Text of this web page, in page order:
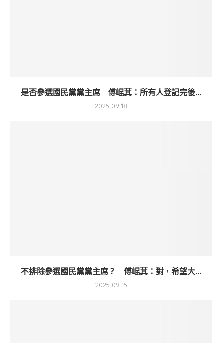
是否參選國民黨黨主席 傅崐萁：所有人登記完後...
2025-09-18
不排除參選國民黨黨主席？ 傅崐萁：對，希望大...
2025-09-15